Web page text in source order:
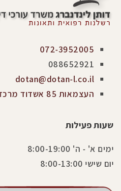
072-3952005
088652921
dotan@dotan-l.co.il
העצמאות 85 אשדוד מרכז פרימק
שעות פעילות
ימים א' - ה' 8:00-19:00
יום שישי 8:00-13:00